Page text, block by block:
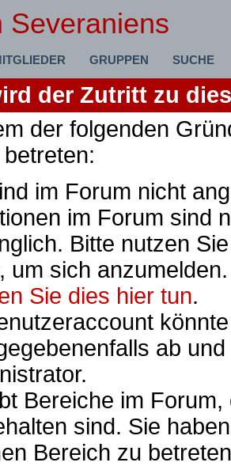
GRUPPEN SUCHE
der Zutritt zu
der folgenden
im Forum nicht
im Forum sind
Bitte nutzen
um sich
Sie dies hier tun.
ab
Bereiche im
sind. Sie
Bereich zu